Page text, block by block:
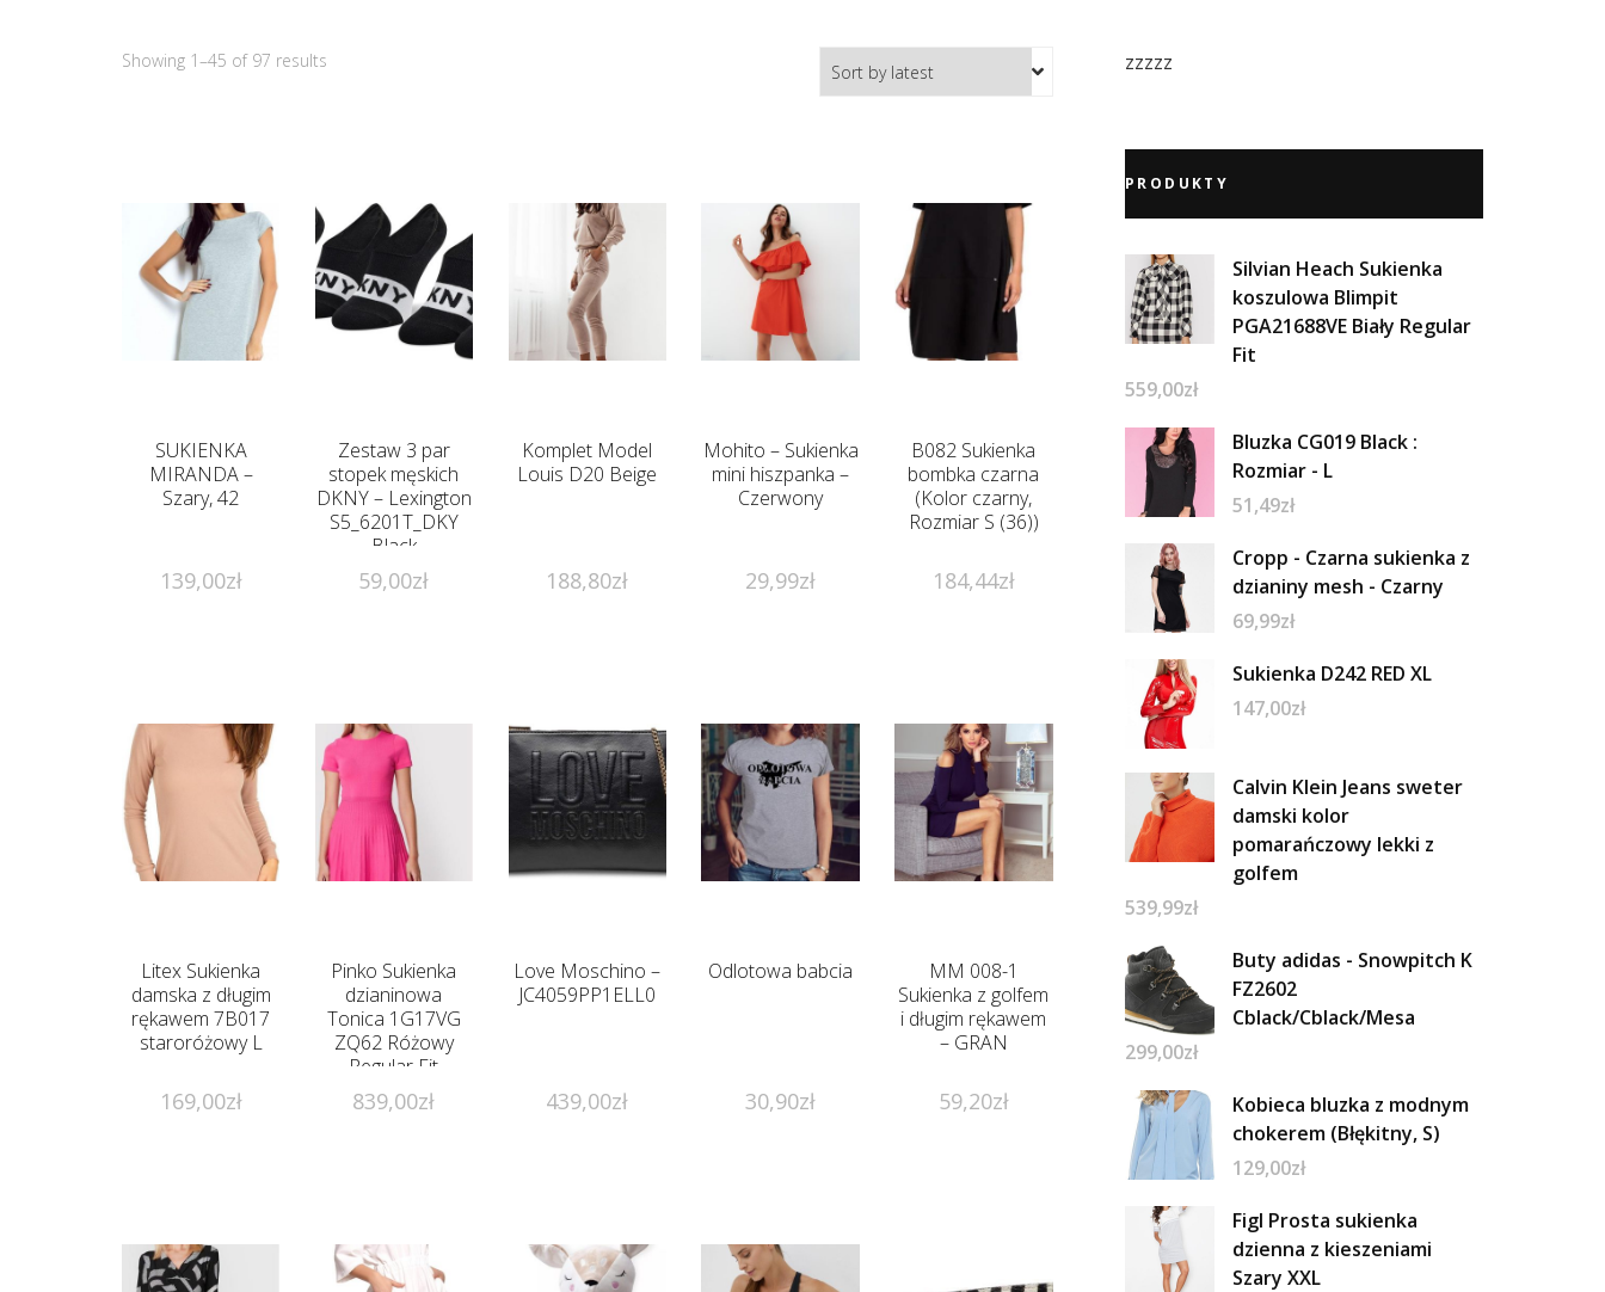
Showing 1–45 of 97 results
SUKIENKA
MIRANDA –
Szary, 42
139,00zł
Zestaw 3 par
stopek męskich
DKNY – Lexington
S5_6201T_DKY
Black
59,00zł
Komplet Model
Louis D20 Beige
188,80zł
Mohito – Sukienka
mini hiszpanka –
Czerwony
29,99zł
B082 Sukienka
bombka czarna
(Kolor czarny,
Rozmiar S (36))
184,44zł
Litex Sukienka
damska z długim
rękawem 7B017
staroróżowy L
169,00zł
Pinko Sukienka
dzianinowa
Tonica 1G17VG
ZQ62 Różowy
Regular Fit
839,00zł
Love Moschino –
JC4059PP1ELL0
439,00zł
Odlotowa babcia
30,90zł
MM 008-1
Sukienka z golfem
i długim rękawem
– GRAN
59,20zł
zzzzz
PRODUKTY
Silvian Heach Sukienka
koszulowa Blimpit
PGA21688VE Biały Regular
Fit
559,00zł
Bluzka CG019 Black :
Rozmiar - L
51,49zł
Cropp - Czarna sukienka z
dzianiny mesh - Czarny
69,99zł
Sukienka D242 RED XL
147,00zł
Calvin Klein Jeans sweter
damski kolor
pomarańczowy lekki z
golfem
539,99zł
Buty adidas - Snowpitch K
FZ2602
Cblack/Cblack/Mesa
299,00zł
Kobieca bluzka z modnym
chokerem (Błękitny, S)
129,00zł
Figl Prosta sukienka
dzienna z kieszeniami
Szary XXL